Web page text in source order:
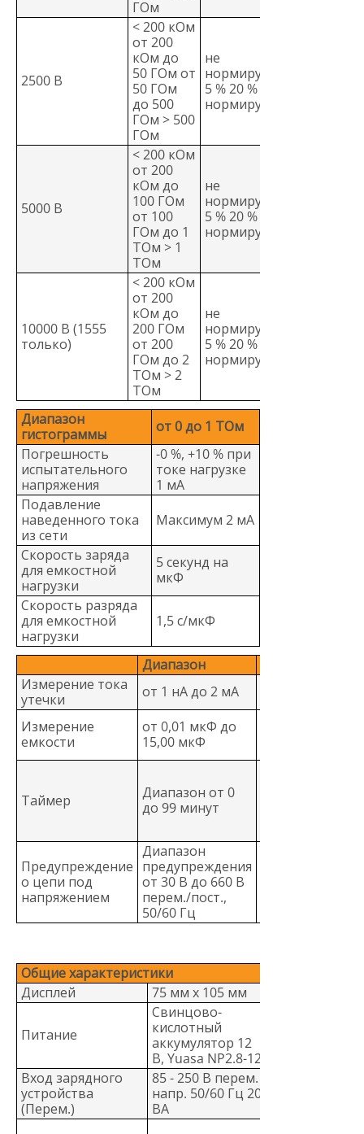
ГОм
2500 В
< 200 кОм
от 200
кОм до
50 ГОм от
50 ГОм
до 500
ГОм > 500
ГОм
не
нормируется
5 % 20 % не
нормируется
5000 В
< 200 кОм
от 200
кОм до
100 ГОм
от 100
ГОм до 1
ТОм > 1
ТОм
не
нормируется
5 % 20 % не
нормируется
10000 В (1555
только)
< 200 кОм
от 200
кОм до
200 ГОм
от 200
ГОм до 2
ТОм > 2
ТОм
не
нормируется
5 % 20 % не
нормируется
Диапазон
гистограммы
от 0 до 1 ТОм
Погрешность
испытательного
напряжения
-0 %, +10 % при
токе нагрузке
1 мА
Подавление
наведенного тока
из сети
Максимум 2 мА
Скорость заряда
для емкостной
нагрузки
5 секунд на
мкФ
Скорость разряда
для емкостной
нагрузки
1,5 с/мкФ
Диапазон
Измерение тока
утечки
от 1 нА до 2 мА
Измерение
емкости
от 0,01 мкФ до
15,00 мкФ
Таймер
Диапазон от 0
до 99 минут
Предупреждение
о цепи под
напряжением
Диапазон
предупреждения
от 30 В до 660 В
перем./пост.,
50/60 Гц
Общие характеристики
Дисплей
75 мм x 105 мм
Питание
Свинцово-
кислотный
аккумулятор 12
В, Yuasa NP2.8-12
Вход зарядного
устройства
(Перем.)
85 - 250 В перем.
напр. 50/60 Гц 20
ВА